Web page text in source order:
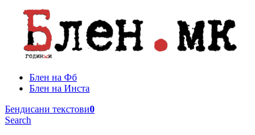
Блен на Фб
Блен на Инста
Бендисани текстови0
Search